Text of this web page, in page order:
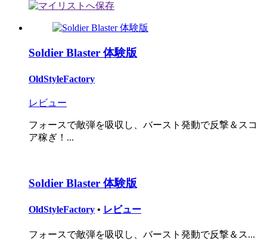
Soldier Blaster 体験版
OldStyleFactory
レビュー
フォースで敵弾を吸収し、バースト発動で反撃＆スコ
ア稼ぎ！...
Soldier Blaster 体験版
OldStyleFactory • レビュー
フォースで敵弾を吸収し、バースト発動で反撃＆ス...